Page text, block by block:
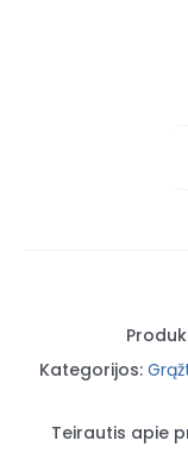
mm
Kategorijos:
Teirautis apie